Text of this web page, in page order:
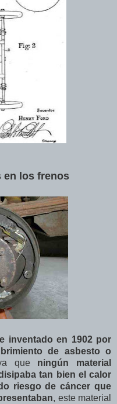
en los frenos
inventado en 1902 por
de asbesto o
que ningún material
tan bien el calor
riesgo de cáncer que
, este material